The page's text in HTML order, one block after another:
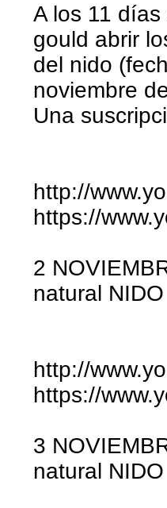
A los 11
gould abrir
del nido
noviembre
Una
http://
https://
2
natural
http://
https://
3
natural